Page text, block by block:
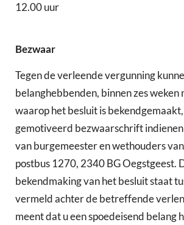
12.00 uur
Bezwaar
Tegen de verleende vergunning
belanghebbenden, binnen zes weken
waarop het besluit is
gemotiveerd bezwaarschrift
van burgemeester en wethouders
postbus 1270, 2340 BG Oegstgeest.
bekendmaking van het besluit staat
vermeld achter de betreffende
meent dat u een spoedeisend belang